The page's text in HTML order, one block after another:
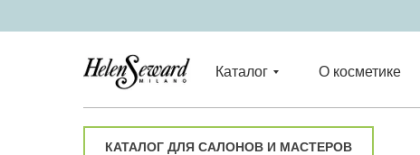
Каталог О косметике
КАТАЛОГ ДЛЯ САЛОНОВ И МАСТЕРОВ